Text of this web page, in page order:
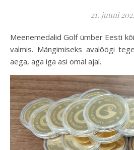
21. juuni
Meenemedalid Golf ümber Eesti kõikide radade läbinuile on
valmis. Mängimiseks avalöögi
aega, aga iga asi omal ajal.